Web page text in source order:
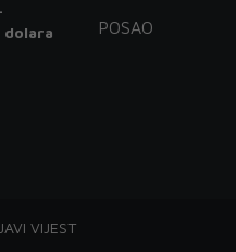
dolara
POSAO
VIJEST